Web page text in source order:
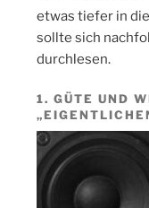
etwas tiefer in
sollte sich
durchlesen.
1. GÜTE UND